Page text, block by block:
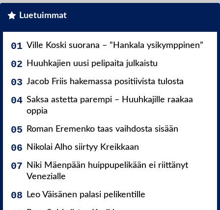
Luetuimmat
Ville Koski suorana – ”Hankala ysikymppinen”
Huuhkajien uusi pelipaita julkaistu
Jacob Friis hakemassa positiivista tulosta
Saksa astetta parempi – Huuhkajille raakaa
oppia
Roman Eremenko taas vaihdosta sisään
Nikolai Alho siirtyy Kreikkaan
Niki Mäenpään huippupelikään ei riittänyt
Venezialle
Leo Väisänen palasi pelikentille